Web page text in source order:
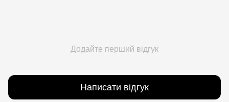
Додайте перший відгук
Написати відгук